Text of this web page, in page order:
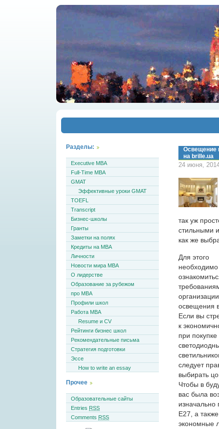
Освещение
на brille.ua
24 июня,
так уж
стильными
как же
Для этого
необходимо
организации
освещения
Если вы
к
при покупке
следует
выбирать
Чтобы в
вас была
изначально
Е27, а
экономные
Разделы:
Executive MBA
Full-Time MBA
GMAT
Эффективные уроки GMAT
TOEFL
Transcript
Бизнес-школы
Гранты
Заметки на полях
Кредиты на MBA
Личности
Новости мира MBA
О лидерстве
Образование за рубежом
про MBA
Профили школ
Работа MBA
Resume и CV
Рейтинги бизнес школ
Рекомендательные письма
Стратегия подготовки
Эссе
How to write an essay
Прочее
Образовательные сайты
Entries RSS
Comments RSS